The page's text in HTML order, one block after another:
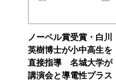
ノーベル賞受賞・白川
英樹博士が小中高生を
直接指導 名城大学が
講演会と導電性プラス